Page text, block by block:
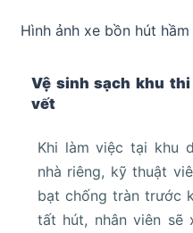
Hình ảnh xe bồn hút
Vệ sinh sạch khu
vết
Khi làm việc tại khu
nhà riêng, kỹ thuật
bạt chống tràn trước
tất hút, nhân viên sẽ